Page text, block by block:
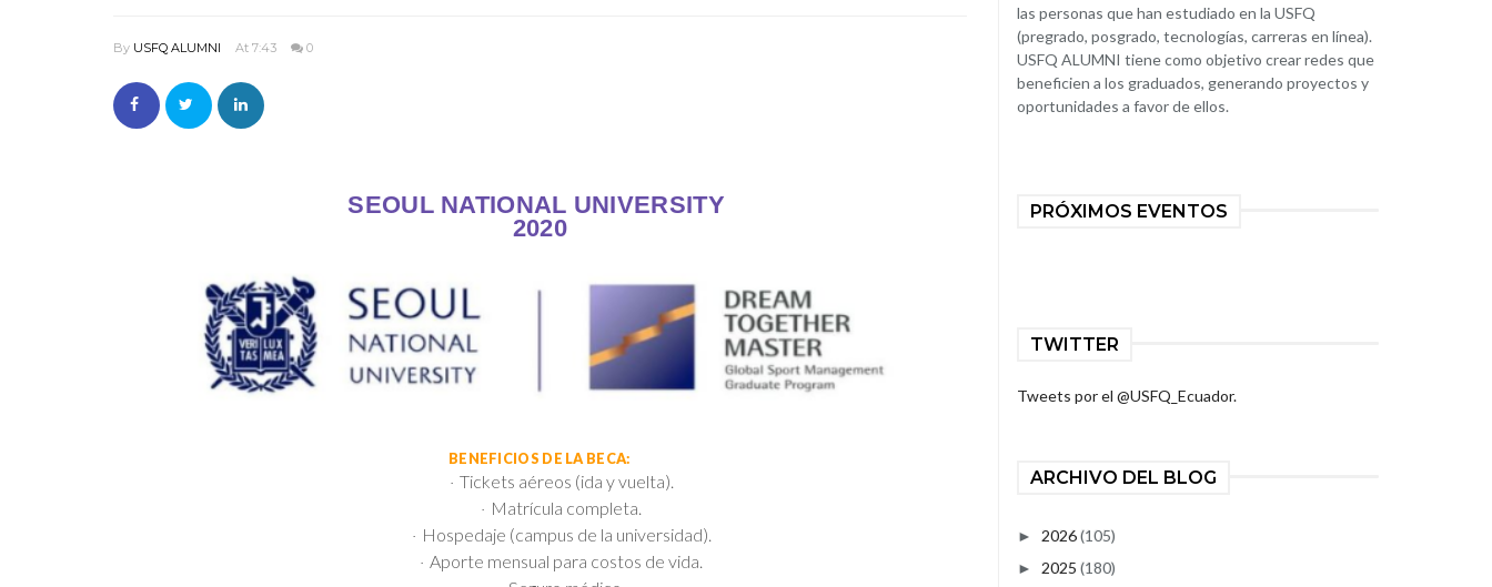
By USFQ ALUMNI At 7:43 0
SEOUL NATIONAL UNIVERSITY
2020
BENEFICIOS DE LA BECA:
· Tickets aéreos (ida y vuelta).
· Matrícula completa.
· Hospedaje (campus de la universidad).
· Aporte mensual para costos de vida.
las personas que han estudiado en la USFQ
(pregrado, posgrado, tecnologías, carreras en línea).
USFQ ALUMNI tiene como objetivo crear redes que
beneficien a los graduados, generando proyectos y
oportunidades a favor de ellos.
PRÓXIMOS EVENTOS
TWITTER
Tweets por el @USFQ_Ecuador.
ARCHIVO DEL BLOG
► 2026(105)
► 2025 (180)